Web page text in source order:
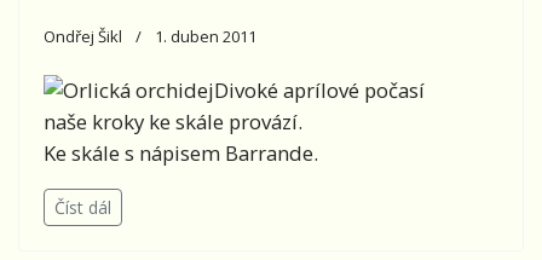
Ondřej Šikl 1. duben 2011
Divoké aprílové počasí
naše kroky ke skále provází.
Ke skále s nápisem Barrande.
Číst dál